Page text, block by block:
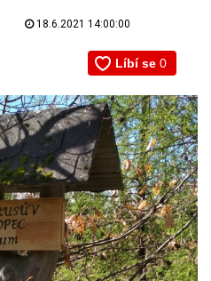
18.6.2021 14:00:00